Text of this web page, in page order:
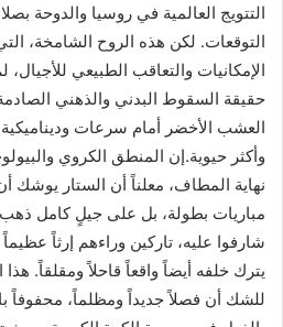
التتويج العالمية في روسيا والدوحة
التوقعات. لكن هذه الروح الشامخة،
الإمكانيات والتعاقب الطبيعي
حقيقة السقوط البدني والذهني
العشب الأخضر أمام سرعات
وأكثر حيوية.إن المنطق الكروي
نهاية المطاف، معلناً أن الستار
مباريات بطولة، بل على جيلٍ كامل ذهب
شارفوا عليه، تاركين وراءهم إرثاً
يترك خلفه أيضاً واقعاً قاحلاً ومقلقاً. هذا
للشك أن فصلاً جديداً ومظلماً، محفوفاً